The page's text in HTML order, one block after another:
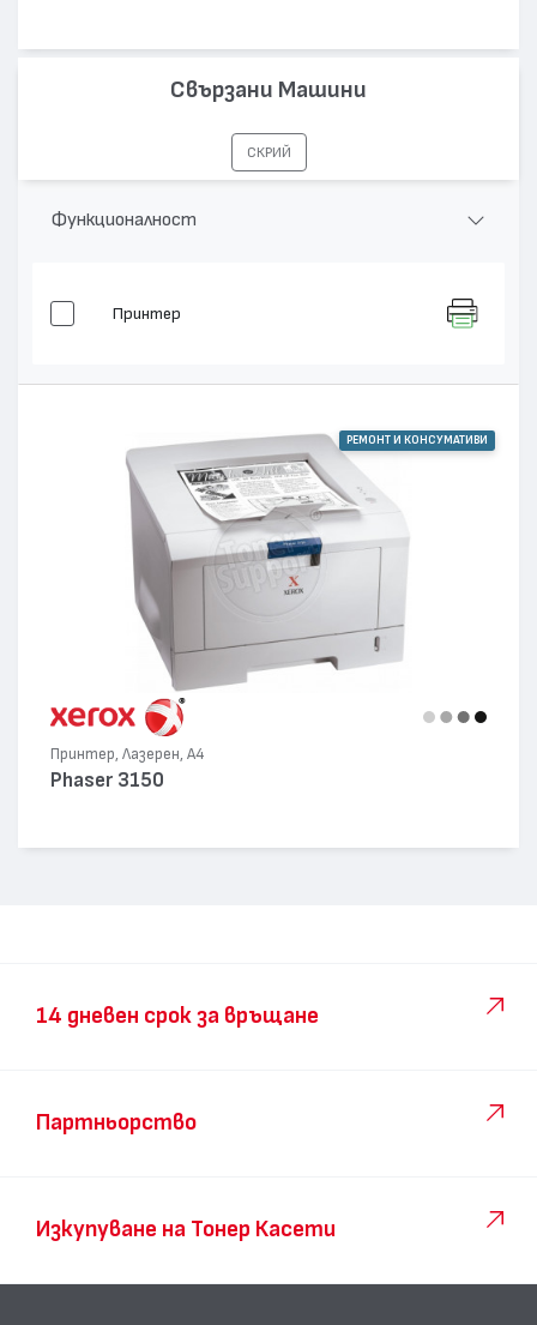
Свързани Машини
СКРИЙ
Функционалност
Принтер
РЕМОНТ И КОНСУМАТИВИ
Принтер, Лазерен, А4
Phaser 3150
14 дневен срок за връщане
Партньорство
Изкупуване на Тонер Касети